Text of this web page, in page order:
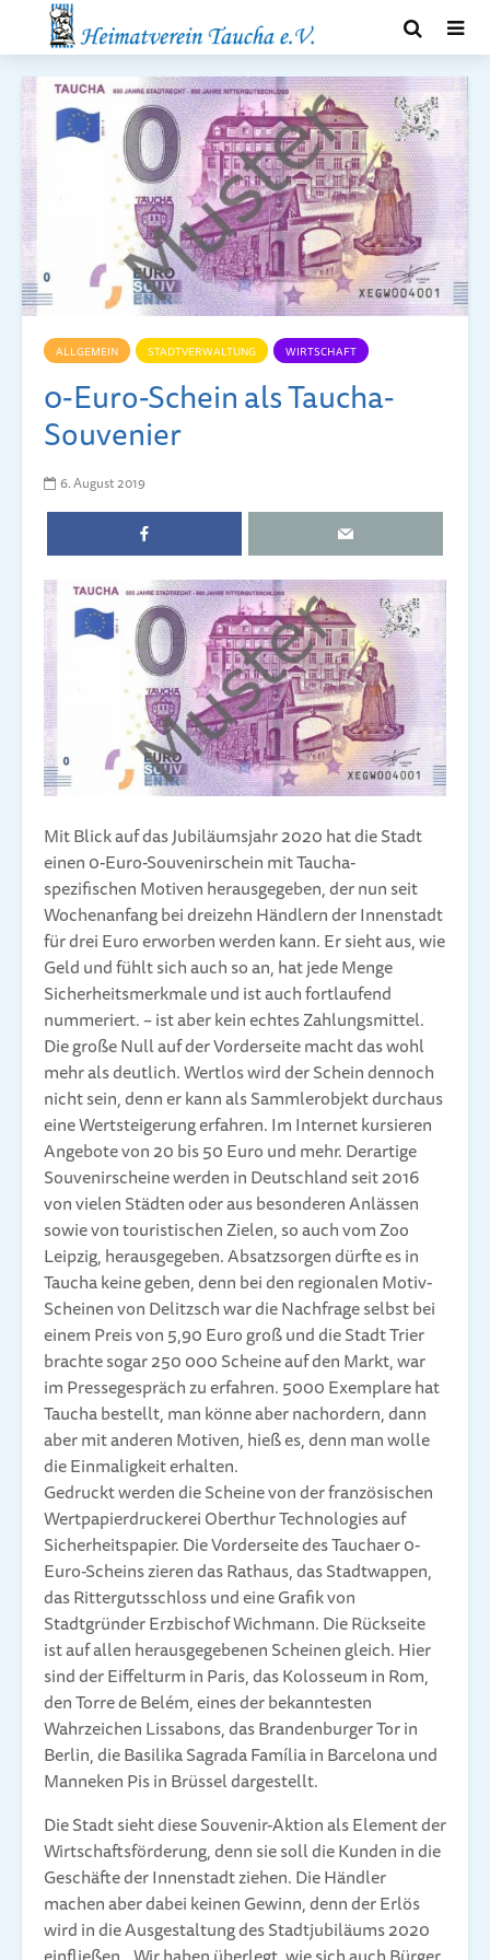
ALLGEMEIN STADTVERWALTUNG WIRTSCHAFT
0-Euro-Schein als Taucha-
Souvenier
6. August 2019
Mit Blick auf das Jubiläumsjahr 2020 hat die Stadt
einen 0-Euro-Souvenirschein mit Taucha-
spezifischen Motiven herausgegeben, der nun seit
Wochenanfang bei dreizehn Händlern der Innenstadt
für drei Euro erworben werden kann. Er sieht aus, wie
Geld und fühlt sich auch so an, hat jede Menge
Sicherheitsmerkmale und ist auch fortlaufend
nummeriert. – ist aber kein echtes Zahlungsmittel.
Die große Null auf der Vorderseite macht das wohl
mehr als deutlich. Wertlos wird der Schein dennoch
nicht sein, denn er kann als Sammlerobjekt durchaus
eine Wertsteigerung erfahren. Im Internet kursieren
Angebote von 20 bis 50 Euro und mehr. Derartige
Souvenirscheine werden in Deutschland seit 2016
von vielen Städten oder aus besonderen Anlässen
sowie von touristischen Zielen, so auch vom Zoo
Leipzig, herausgegeben. Absatzsorgen dürfte es in
Taucha keine geben, denn bei den regionalen Motiv-
Scheinen von Delitzsch war die Nachfrage selbst bei
einem Preis von 5,90 Euro groß und die Stadt Trier
brachte sogar 250 000 Scheine auf den Markt, war
im Pressegespräch zu erfahren. 5000 Exemplare hat
Taucha bestellt, man könne aber nachordern, dann
aber mit anderen Motiven, hieß es, denn man wolle
die Einmaligkeit erhalten.
Gedruckt werden die Scheine von der französischen
Wertpapierdruckerei Oberthur Technologies auf
Sicherheitspapier. Die Vorderseite des Tauchaer 0-
Euro-Scheins zieren das Rathaus, das Stadtwappen,
das Rittergutsschloss und eine Grafik von
Stadtgründer Erzbischof Wichmann. Die Rückseite
ist auf allen herausgegebenen Scheinen gleich. Hier
sind der Eiffelturm in Paris, das Kolosseum in Rom,
den Torre de Belém, eines der bekanntesten
Wahrzeichen Lissabons, das Brandenburger Tor in
Berlin, die Basilika Sagrada Família in Barcelona und
Manneken Pis in Brüssel dargestellt.
Die Stadt sieht diese Souvenir-Aktion als Element der
Wirtschaftsförderung, denn sie soll die Kunden in die
Geschäfte der Innenstadt ziehen. Die Händler
machen aber dabei keinen Gewinn, denn der Erlös
wird in die Ausgestaltung des Stadtjubiläums 2020